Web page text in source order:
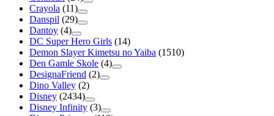
Crayola (11)
Danspil (29)
Dantoy (4)
DC Super Hero Girls (14)
Demon Slayer Kimetsu no Yaiba (1510)
Den Gamle Skole (4)
DesignaFriend (2)
Dino Valley (2)
Disney (2434)
Disney Infinity (3)